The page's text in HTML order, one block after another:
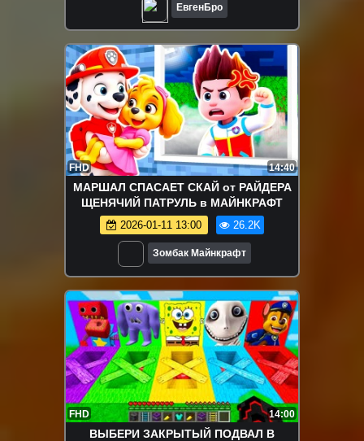
ЕвгенБро
FHD 14:40
МАРШАЛ СПАСАЕТ СКАЙ от РАЙДЕРА
ЩЕНЯЧИЙ ПАТРУЛЬ в МАЙНКРАФТ
2026-01-11 13:00 26.2K
Зомбак Майнкрафт
FHD 14:00
ВЫБЕРИ ЗАКРЫТЫЙ ПОДВАЛ В